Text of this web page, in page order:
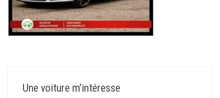
Une voiture m’intéresse